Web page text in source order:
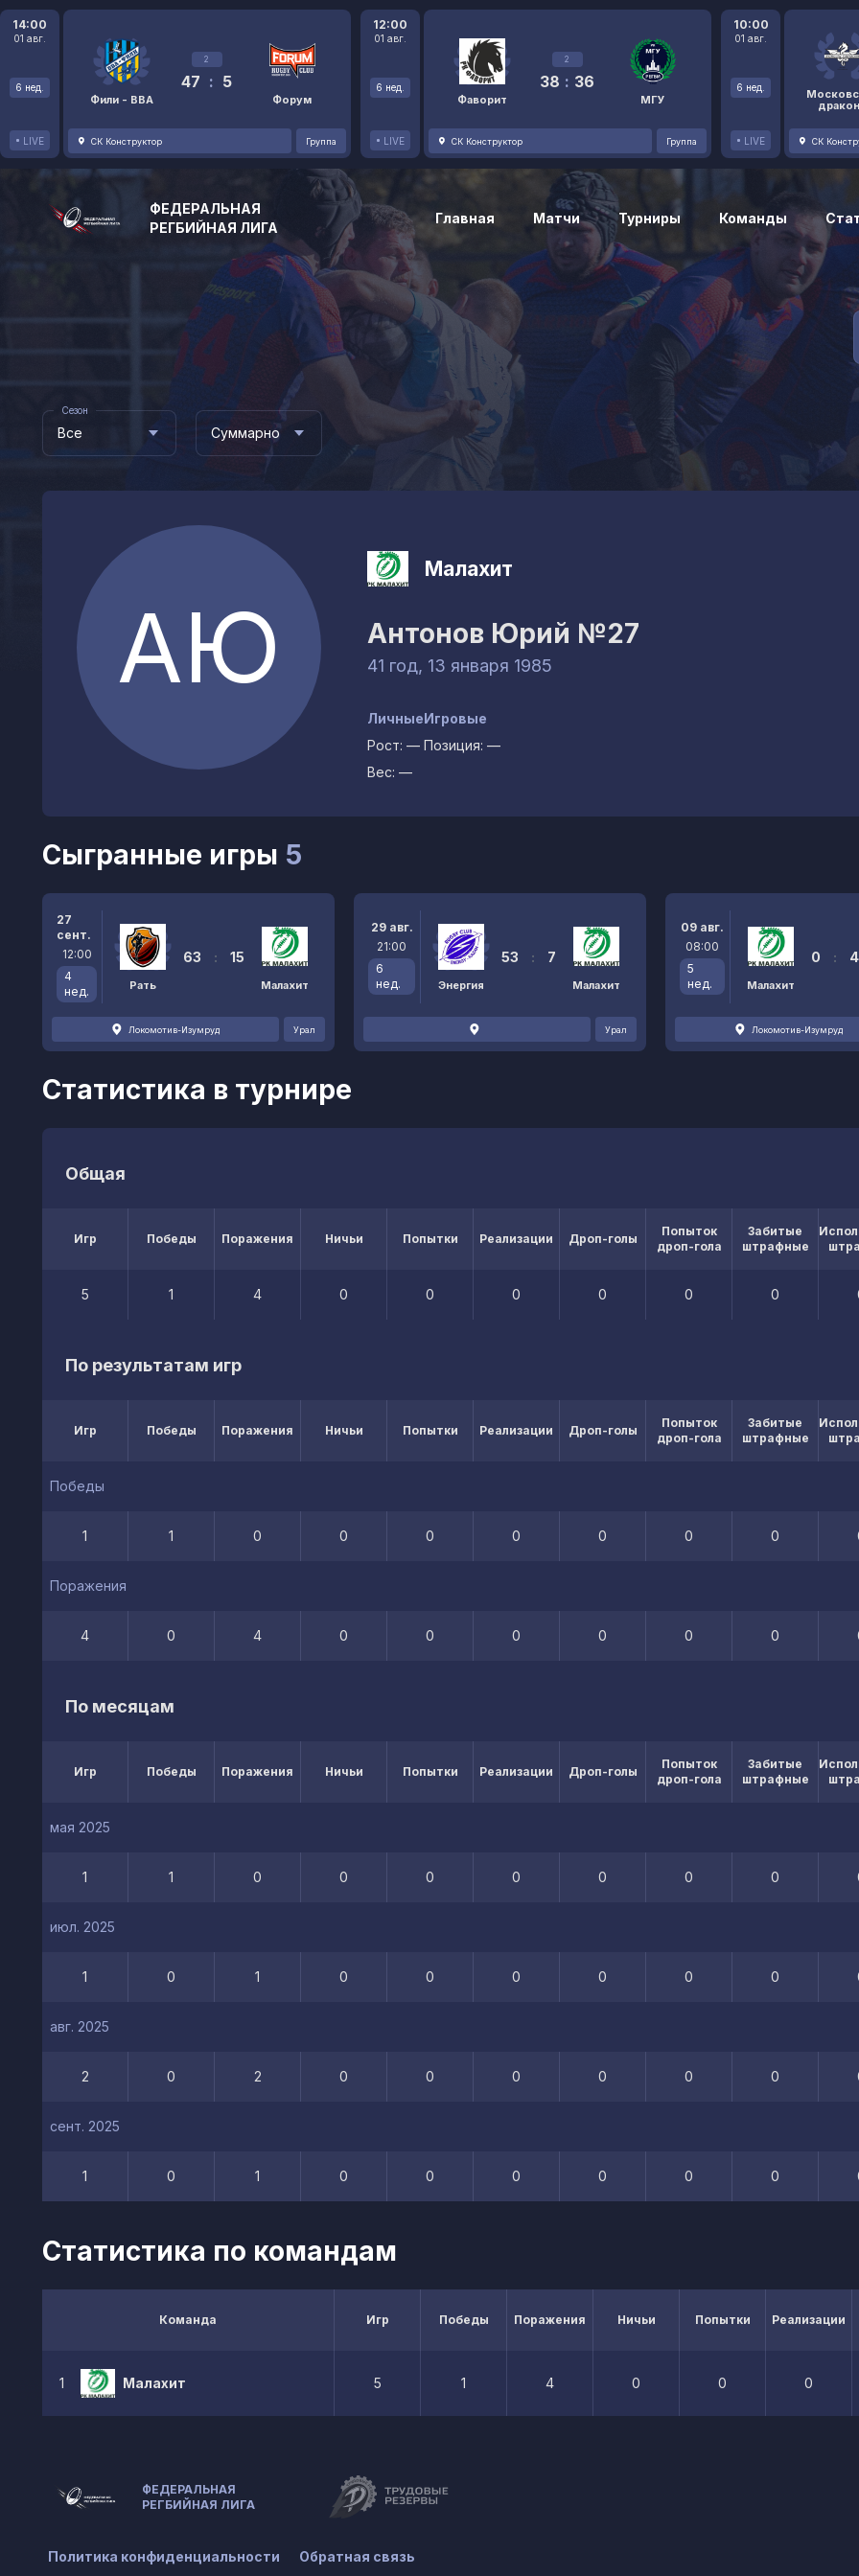
14:00
01 авг.
6 нед.
LIVE
Фили - ВВА
2
47 : 5
Форум
СК Конструктор Группа
12:00
01 авг.
6 нед.
LIVE
Фаворит
2
38 : 36
МГУ
СК Конструктор Группа
10:00
01 авг.
6 нед.
LIVE СК
ФЕДЕРАЛЬНАЯ
РЕГБИЙНАЯ ЛИГА
Главная Матчи Турниры Команды
Все
Сезон
Суммарно
АЮ
Малахит
Антонов Юрий №27
41 год, 13 января 1985
Личные
Рост: —
Вес: —
Игровые
Позиция: —
Сыгранные игры 5
27
сент.
12:00
4
нед.
Рать
63 : 15
Малахит
Локомотив-Изумруд Урал
29 авг.
21:00
6
нед.
Энергия
53 : 7
Малахит
Урал
09 авг.
08:00
5
нед.
Малахит
0 :
Локомотив-Изумруд
Статистика в турнире
Общая
Игр Победы Поражения Ничьи Попытки Реализации Дроп-голы
Попыток
дроп-гола
Забитые
штрафные
5 1 4 0 0 0 0 0 0
По результатам игр
Игр Победы Поражения Ничьи Попытки Реализации Дроп-голы
Попыток
дроп-гола
Забитые
штрафные
Победы
1 1 0 0 0 0 0 0 0
Поражения
4 0 4 0 0 0 0 0 0
По месяцам
Игр Победы Поражения Ничьи Попытки Реализации Дроп-голы
Попыток
дроп-гола
Забитые
штрафные
мая 2025
1 1 0 0 0 0 0 0 0
июл. 2025
1 0 1 0 0 0 0 0 0
авг. 2025
2 0 2 0 0 0 0 0 0
сент. 2025
1 0 1 0 0 0 0 0 0
Статистика по командам
Команда Игр Победы Поражения Ничьи Попытки Реализации
1 Малахит 5 1 4 0 0 0
ФЕДЕРАЛЬНАЯ
РЕГБИЙНАЯ ЛИГА
Политика конфиденциальности Обратная связь